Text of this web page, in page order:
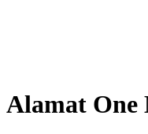
Alamat One